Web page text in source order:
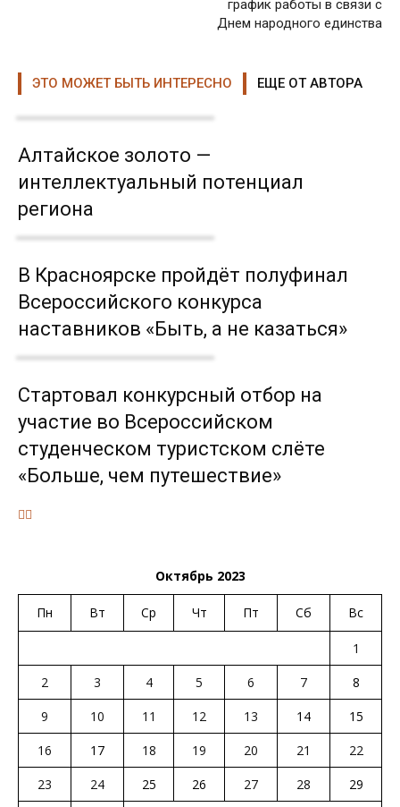
график работы в связи с
Днем народного единства
ЭТО МОЖЕТ БЫТЬ ИНТЕРЕСНО ЕЩЕ ОТ АВТОРА
Алтайское золото —
интеллектуальный потенциал
региона
В Красноярске пройдёт полуфинал
Всероссийского конкурса
наставников «Быть, а не казаться»
Стартовал конкурсный отбор на
участие во Всероссийском
студенческом туристском слёте
«Больше, чем путешествие»
Октябрь 2023
Пн Вт Ср Чт Пт Сб Вс
1
2
3 4 5 6 7
8
9
10 11 12 13 14
15
16
17 18 19 20 21
22
23
24 25 26 27 28
29